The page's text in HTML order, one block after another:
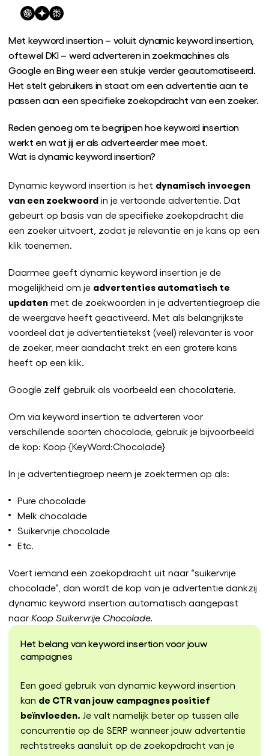
Met keyword insertion – voluit dynamic keyword insertion,
oftewel DKI – werd adverteren in zoekmachines als
Google en Bing weer een stukje verder geautomatiseerd.
Het stelt gebruikers in staat om een advertentie aan te
passen aan een specifieke zoekopdracht van een zoeker.
Reden genoeg om te begrijpen hoe keyword insertion
werkt en wat jij er als adverteerder mee moet.
Wat is dynamic keyword insertion?
Dynamic keyword insertion is het dynamisch invoegen
van een zoekwoord in je vertoonde advertentie. Dat
gebeurt op basis van de specifieke zoekopdracht die
een zoeker uitvoert, zodat je relevantie en je kans op een
klik toenemen.
Daarmee geeft dynamic keyword insertion je de
mogelijkheid om je advertenties automatisch te
updaten met de zoekwoorden in je advertentiegroep die
de weergave heeft geactiveerd. Met als belangrijkste
voordeel dat je advertentietekst (veel) relevanter is voor
de zoeker, meer aandacht trekt en een grotere kans
heeft op een klik.
Google zelf gebruik als voorbeeld een chocolaterie.
Om via keyword insertion te adverteren voor
verschillende soorten chocolade, gebruik je bijvoorbeeld
de kop: Koop {KeyWord:Chocolade}
In je advertentiegroep neem je zoektermen op als:
Pure chocolade
Melk chocolade
Suikervrije chocolade
Etc.
Voert iemand een zoekopdracht uit naar “suikervrije
chocolade”, dan wordt de kop van je advertentie dankzij
dynamic keyword insertion automatisch aangepast
naar Koop Suikervrije Chocolade.
Het belang van keyword insertion voor jouw
campagnes
Een goed gebruik van dynamic keyword insertion
kan de CTR van jouw campagnes positief
beïnvloeden. Je valt namelijk beter op tussen alle
concurrentie op de SERP wanneer jouw advertentie
rechtstreeks aansluit op de zoekopdracht van je